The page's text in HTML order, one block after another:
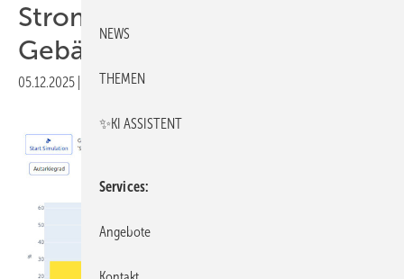
Stromspeicherrechner für
Gebäude
05.12.2025 Druckvorschau
NEWS
THEMEN
✨KI ASSISTENT
Services
Angebote